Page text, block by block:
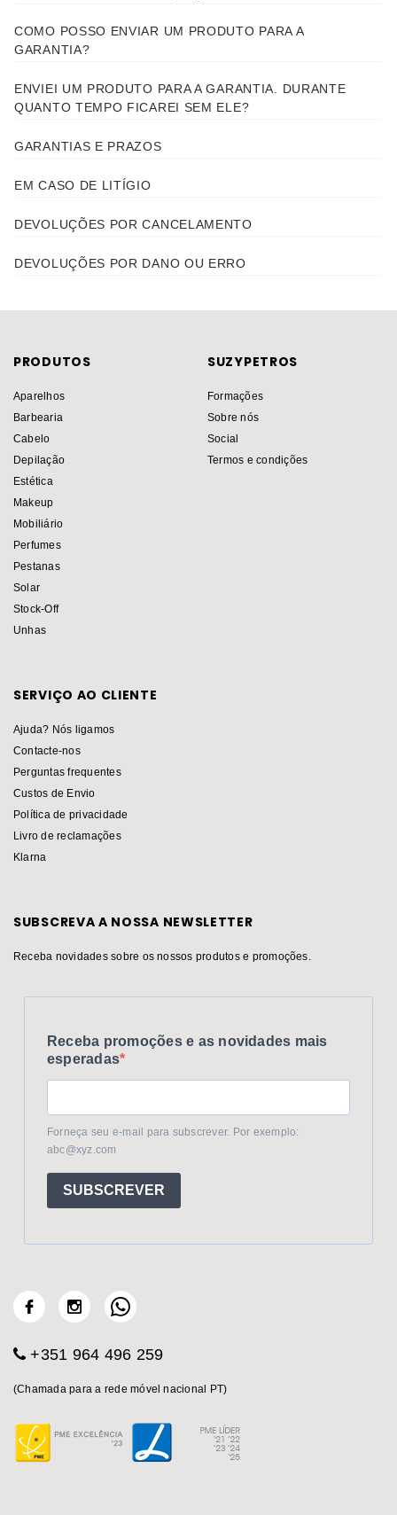
COMO POSSO ENVIAR UM PRODUTO PARA A
GARANTIA?
ENVIEI UM PRODUTO PARA A GARANTIA. DURANTE
QUANTO TEMPO FICAREI SEM ELE?
GARANTIAS E PRAZOS
EM CASO DE LITÍGIO
DEVOLUÇÕES POR CANCELAMENTO
DEVOLUÇÕES POR DANO OU ERRO
PRODUTOS
Aparelhos
Barbearia
Cabelo
Depilação
Estética
Makeup
Mobiliário
Perfumes
Pestanas
Solar
Stock-Off
Unhas
SUZYPETROS
Formações
Sobre nós
Social
Termos e condições
SERVIÇO AO CLIENTE
Ajuda? Nós ligamos
Contacte-nos
Perguntas frequentes
Custos de Envio
Política de privacidade
Livro de reclamações
Klarna
SUBSCREVA A NOSSA NEWSLETTER
Receba novidades sobre os nossos produtos e promoções.
Receba promoções e as novidades mais
esperadas
Forneça seu e-mail para subscrever. Por exemplo:
abc@xyz.com
SUBSCREVER
+351 964 496 259
(Chamada para a rede móvel nacional PT)